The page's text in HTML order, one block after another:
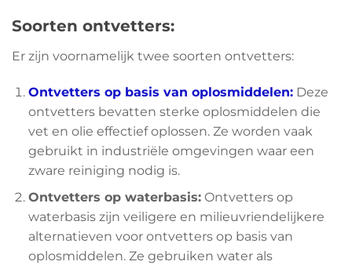
Soorten ontvetters:
Er zijn voornamelijk twee soorten ontvetters:
Ontvetters op basis van oplosmiddelen: Deze
ontvetters bevatten sterke oplosmiddelen die
vet en olie effectief oplossen. Ze worden vaak
gebruikt in industriële omgevingen waar een
zware reiniging nodig is.
Ontvetters op waterbasis:Ontvetters op
waterbasis zijn veiligere en milieuvriendelijkere
alternatieven voor ontvetters op basis van
oplosmiddelen. Ze gebruiken water als